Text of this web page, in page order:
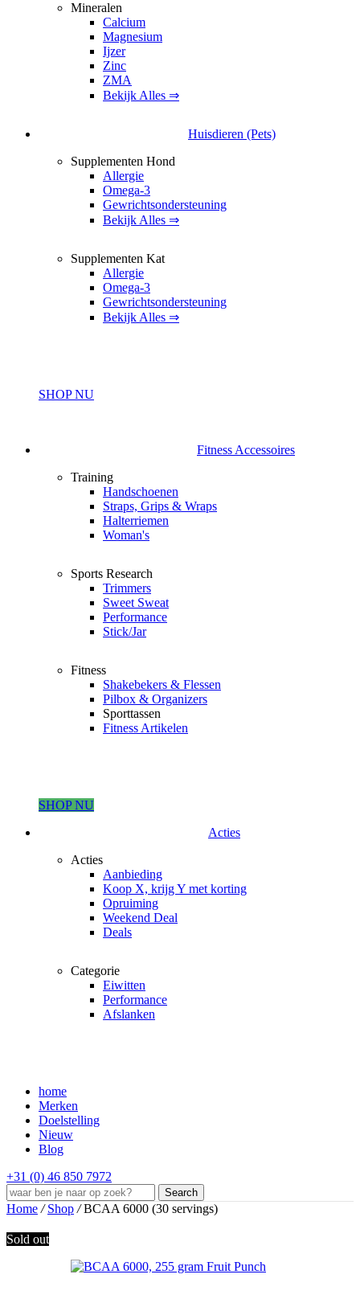
Mineralen
Calcium
Magnesium
Ijzer
Zinc
ZMA
Bekijk Alles ⇒
Huisdieren (Pets)
Supplementen Hond
Allergie
Omega-3
Gewrichtsondersteuning
Bekijk Alles ⇒
Supplementen Kat
Allergie
Omega-3
Gewrichtsondersteuning
Bekijk Alles ⇒
SHOP NU
Fitness Accessoires
Training
Handschoenen
Straps, Grips & Wraps
Halterriemen
Woman's
Sports Research
Trimmers
Sweet Sweat
Performance
Stick/Jar
Fitness
Shakebekers & Flessen
Pilbox & Organizers
Sporttassen
Fitness Artikelen
SHOP NU
Acties
Acties
Aanbieding
Koop X, krijg Y met korting
Opruiming
Weekend Deal
Deals
Categorie
Eiwitten
Performance
Afslanken
home
Merken
Doelstelling
Nieuw
Blog
+31 (0) 46 850 7972
Search
Home / Shop / BCAA 6000 (30 servings)
Sold out